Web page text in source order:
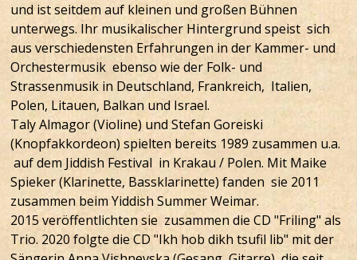
und ist seitdem auf kleinen und großen Bühnen
unterwegs. Ihr musikalischer Hintergrund speist sich
aus verschiedensten Erfahrungen in der Kammer- und
Orchestermusik ebenso wie der Folk- und
Strassenmusik in Deutschland, Frankreich, Italien,
Polen, Litauen, Balkan und Israel.
Taly Almagor (Violine) und Stefan Goreiski
(Knopfakkordeon) spielten bereits 1989 zusammen u.a.
auf dem Jiddish Festival in Krakau / Polen. Mit Maike
Spieker (Klarinette, Bassklarinette) fanden sie 2011
zusammen beim Yiddish Summer Weimar.
2015 veröffentlichten sie zusammen die CD "Friling" als
Trio. 2020 folgte die CD "Ikh hob dikh tsufil lib" mit der